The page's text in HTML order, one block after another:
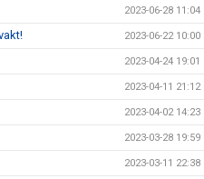
2023-06-28 11:04
2023-06-22 10:00
2023-04-24 19:01
2023-04-11 21:12
2023-04-02 14:23
2023-03-28 19:59
2023-03-11 22:38